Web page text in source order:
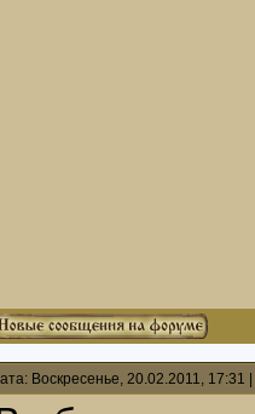
Воскресенье, 20.02.2011,